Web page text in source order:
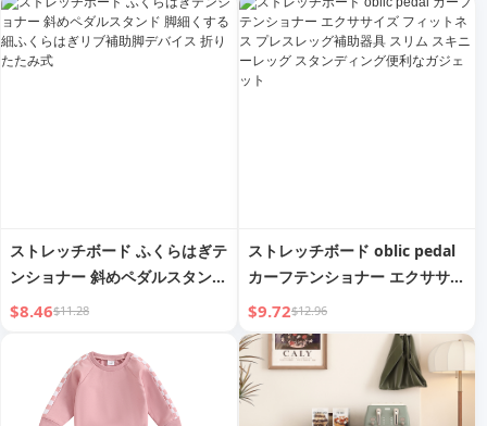
トストレージ マグネットステッ
カーストレージ 冷蔵庫マグネッ
ト
ストレッチボード ふくらはぎテ
ンショナー 斜めペダルスタンド
脚細くする 細ふくらはぎリブ補
$8.46$11.28
ストレッチボード oblic pedal
カーフテンショナー エクササイ
ズ フィットネス プレスレッグ
補助器具 スリム スキニーレッ
グ スタンディング便利なガジェ
ット
$9.72$12.96